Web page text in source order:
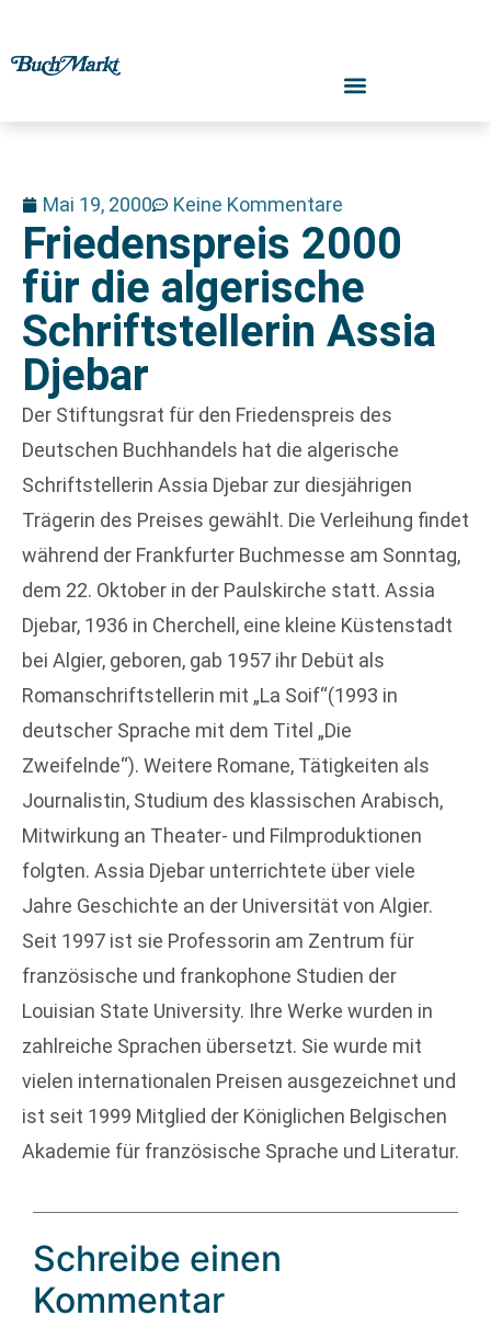
Mai 19, 2000 Keine Kommentare
Friedenspreis 2000
für die algerische
Schriftstellerin Assia
Djebar
Der Stiftungsrat für den Friedenspreis des
Deutschen Buchhandels hat die algerische
Schriftstellerin Assia Djebar zur diesjährigen
Trägerin des Preises gewählt. Die Verleihung findet
während der Frankfurter Buchmesse am Sonntag,
dem 22. Oktober in der Paulskirche statt. Assia
Djebar, 1936 in Cherchell, eine kleine Küstenstadt
bei Algier, geboren, gab 1957 ihr Debüt als
Romanschriftstellerin mit „La Soif“(1993 in
deutscher Sprache mit dem Titel „Die
Zweifelnde“). Weitere Romane, Tätigkeiten als
Journalistin, Studium des klassischen Arabisch,
Mitwirkung an Theater- und Filmproduktionen
folgten. Assia Djebar unterrichtete über viele
Jahre Geschichte an der Universität von Algier.
Seit 1997 ist sie Professorin am Zentrum für
französische und frankophone Studien der
Louisian State University. Ihre Werke wurden in
zahlreiche Sprachen übersetzt. Sie wurde mit
vielen internationalen Preisen ausgezeichnet und
ist seit 1999 Mitglied der Königlichen Belgischen
Akademie für französische Sprache und Literatur.
Schreibe einen
Kommentar